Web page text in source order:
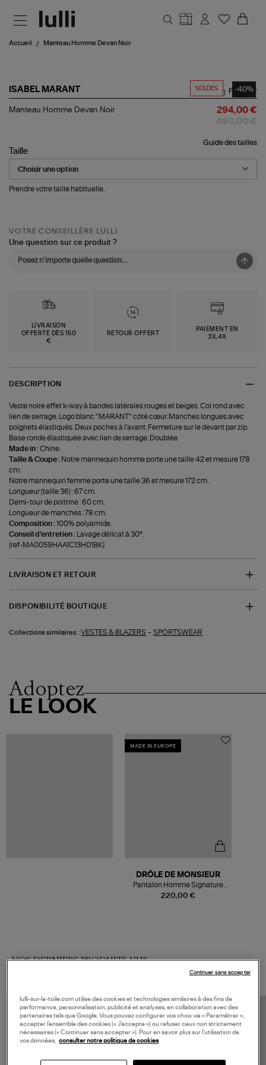
Accueil Manteau Homme Devan Noir
SOLDES -40%
ISABEL MARANT
Manteau
Partager
Manteau Homme Devan Noir 294,00 €
Guide des tailles
Taille
Prendre votre taille habituelle.
VOTRE CONSEILLÈRE LULLI
Une question sur ce produit ?
LIVRAISON
OFFERTE DÈS 150
€
RETOUR OFFERT
PAIEMENT EN
3X,4X
DESCRIPTION
Veste noire effet k-way à bandes latérales rouges et beiges. Col rond avec
lien de serrage. Logo blanc "MARANT" côté cœur. Manches longues avec
poignets élastiqués. Deux poches à l'avant. Fermeture sur le devant par zip.
Base ronde élastiquée avec lien de serrage. Doublée.
Made in :Chine.
Taille & Coupe : Notre mannequin homme porte une taille 42 et mesure 178
cm.
Notre mannequin femme porte une taille 36 et mesure 172 cm.
Longueur (taille 36) : 67 cm.
Demi-tour de poitrine : 60 cm.
Longueur de manches : 78 cm.
Composition :100% polyamide.
Conseil d'entretien :
Lavage délicat à 30°.
(ref-MA0059HAA1C13H01BK)
LIVRAISON ET RETOUR
DISPONIBILITÉ BOUTIQUE
Collections similaires : VESTES & BLAZERS -SPORTSWEAR
Adoptez
LE LOOK
MADE IN EUROPE
220,00 €
DRÔLE DE MONSIEUR
Pantalon Homme Signature
Noir
VOS DERNIERS PRODUITS VUS
lulli-sur-la-toile.com utilise des cookies et technologies similaires à des fins de
performance, personnalisation, publicité et analyses, en collaboration avec des
partenaires tels que Google. Vous pouvez configurer vos choix via « Paramétrer »,
accepter l’ensemble des cookies (« J’accepte ») ou refuser ceux non strictement
nécessaires (« Continuer sans accepter »). Pour en savoir plus sur l’utilisation de
vos données, consulter notre politique de cookies
Continuer sans accepter